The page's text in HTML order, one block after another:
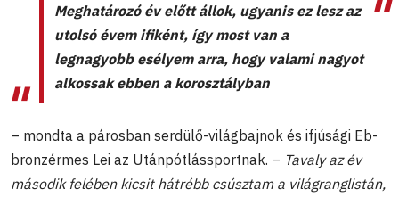
Meghatározó év előtt állok, ugyanis ez lesz az
utolsó évem ifiként, így most van a
legnagyobb esélyem arra, hogy valami nagyot
alkossak ebben a korosztályban
– mondta a párosban serdülő-világbajnok és ifjúsági Eb-
bronzérmes Lei az Utánpótlássportnak. – Tavaly az év
második felében kicsit hátrébb csúsztam a világranglistán,